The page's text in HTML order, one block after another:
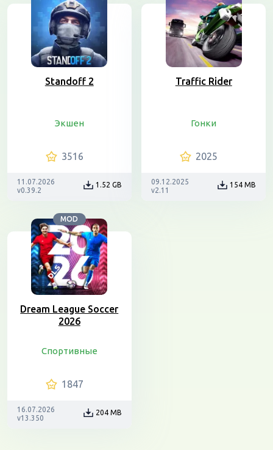
Standoff 2
Экшен
3516
11.07.2026
v0.39.2
1.52 GB
Traffic Rider
Гонки
2025
09.12.2025
v2.11
154 MB
MOD
Dream League Soccer
2026
Спортивные
1847
16.07.2026
v13.350
204 MB